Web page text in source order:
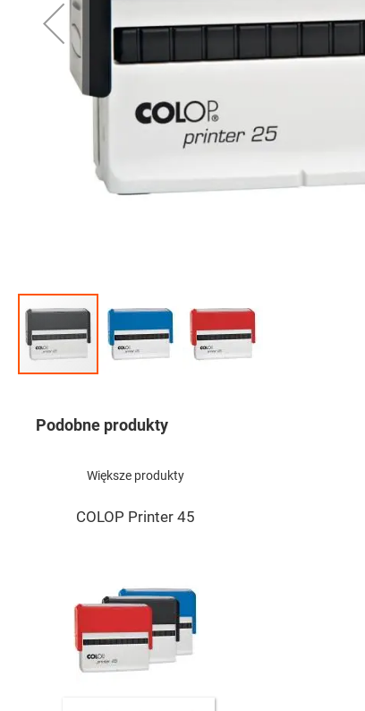
początek
Podobne produkty
Większe produkty
COLOP Printer 45